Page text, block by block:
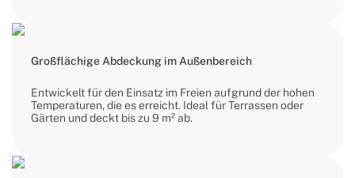
Großflächige Abdeckung im Außenbereich
Entwickelt für den Einsatz im Freien aufgrund der hohen
Temperaturen, die es erreicht. Ideal für Terrassen oder
Gärten und deckt bis zu 9 m² ab.